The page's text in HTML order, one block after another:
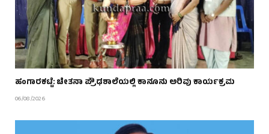
ಹಂಗಾರಕಟ್ಟೆ: ಚೇತನಾ ಪ್ರೌಢಶಾಲೆಯಲ್ಲಿ ಕಾನೂನು ಅರಿವು ಕಾರ್ಯಕ್ರಮ
06/08/2026